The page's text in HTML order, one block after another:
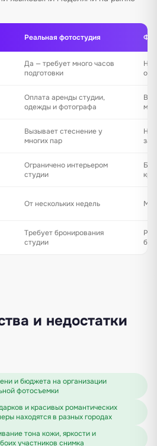
Реальная фотостудия
Да — требует много часов
подготовки
Оплата аренды студии,
одежды и фотографа
Вызывает стеснение у
многих пар
Ограничено интерьером
студии
От нескольких недель
Требует бронирования
студии
и недостатки
и бюджета на организации
фотосъемки
и красивых романтических
находятся в разных городах
тона кожи, яркости и
участников снимка